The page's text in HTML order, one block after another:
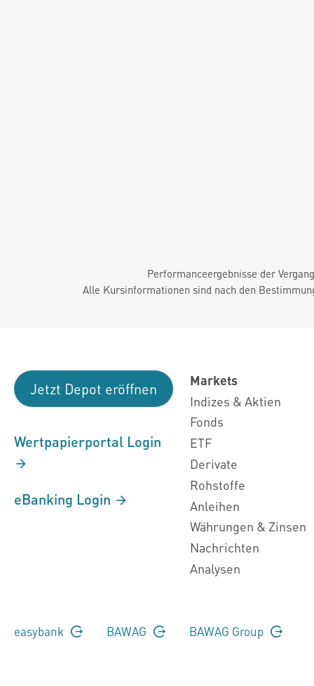
Performanceergebnisse der
Alle Kursinformationen sind nach den
Jetzt Depot eröffnen
Wertpapierportal Login
eBanking Login
Markets
Indizes & Aktien
Fonds
ETF
Derivate
Rohstoffe
Anleihen
Währungen & Zinsen
Nachrichten
Analysen
easybank BAWAG BAWAG Group